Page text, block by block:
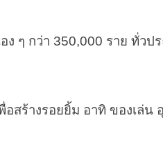
ง ๆ กว่า 350,000 ราย ทั่วป
อสร้างรอยยิ้ม อาทิ ของเล่